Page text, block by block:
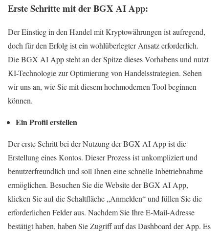
Erste Schritte mit der BGX AI App:
Der Einstieg in den Handel mit Kryptowährungen ist aufregend,
doch für den Erfolg ist ein wohlüberlegter Ansatz erforderlich.
Die BGX AI App steht an der Spitze dieses Vorhabens und nutzt
KI-Technologie zur Optimierung von Handelsstrategien. Sehen
wir uns an, wie Sie mit diesem hochmodernen Tool beginnen
können.
Ein Profil erstellen
Der erste Schritt bei der Nutzung der BGX AI App ist die
Erstellung eines Kontos. Dieser Prozess ist unkompliziert und
benutzerfreundlich und soll Ihnen eine schnelle Inbetriebnahme
ermöglichen. Besuchen Sie die Website der BGX AI App,
klicken Sie auf die Schaltfläche „Anmelden“ und füllen Sie die
erforderlichen Felder aus. Nachdem Sie Ihre E-Mail-Adresse
bestätigt haben, haben Sie Zugriff auf das Dashboard der App. Es